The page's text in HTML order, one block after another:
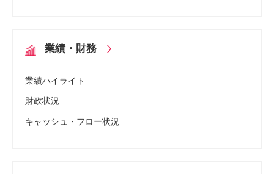
業績・財務
業績ハイライト
財政状況
キャッシュ・フロー状況